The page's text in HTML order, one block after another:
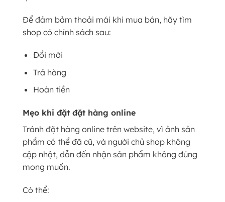
Để đảm bảm thoải mái khi mua bán, hãy tìm
shop có chính sách sau:
Đổi mới
Trả hàng
Hoàn tiền
Mẹo khi đặt đặt hàng online
Tránh đặt hàng online trên website, vì ảnh sản
phẩm có thể đã cũ, và người chủ shop không
cập nhật, dẫn đến nhận sản phẩm không đúng
mong muốn.
Có thể: